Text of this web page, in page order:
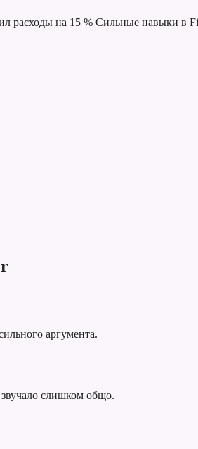
расходы на 15 % Сильные навыки в
аргумента.
слишком общо.